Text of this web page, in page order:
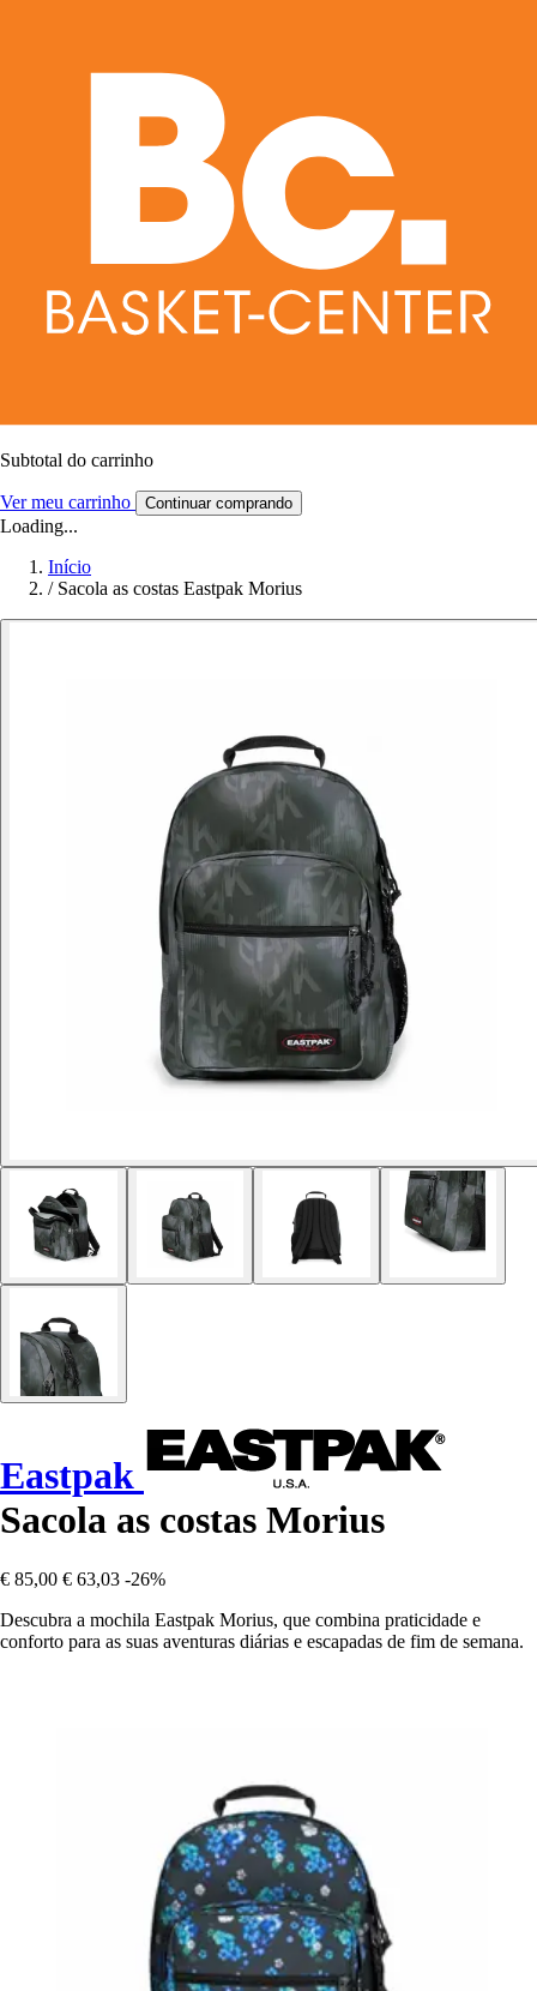
Subtotal do carrinho
Ver meu carrinho Continuar comprando
Loading...
Início
/ Sacola as costas Eastpak Morius
Eastpak
Sacola as costas Morius
€ 85,00 € 63,03 -26%
Descubra a mochila Eastpak Morius, que combina praticidade e
conforto para as suas aventuras diárias e escapadas de fim de semana.